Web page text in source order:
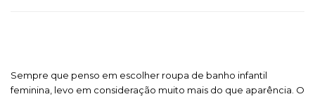
Sempre que penso em escolher roupa de banho infantil
feminina, levo em consideração muito mais do que aparência. O